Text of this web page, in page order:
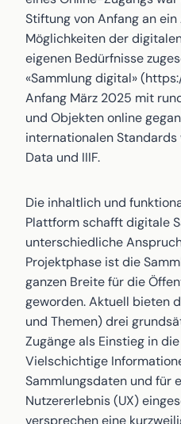
Stiftung von Anfang an
Möglichkeiten der
eigenen Bedürfnisse
«Sammlung digital»
Anfang März 2025 mit
und Objekten online
internationalen Standards
Data und IIIF.
Die inhaltlich und
Plattform schafft digitale
unterschiedliche
Projektphase ist die
ganzen Breite für die
geworden. Aktuell bieten
und Themen) drei
Zugänge als Einstieg in
Vielschichtige
Sammlungsdaten und für
Nutzererlebnis (UX)
versprechen eine